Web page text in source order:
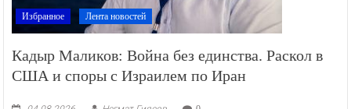
Избранное Лента новостей
Кадыр Маликов: Война без единства. Раскол в
США и споры с Израилем по Иран